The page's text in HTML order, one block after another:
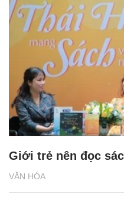
VĂN HÓA
Giới trẻ nên đọc